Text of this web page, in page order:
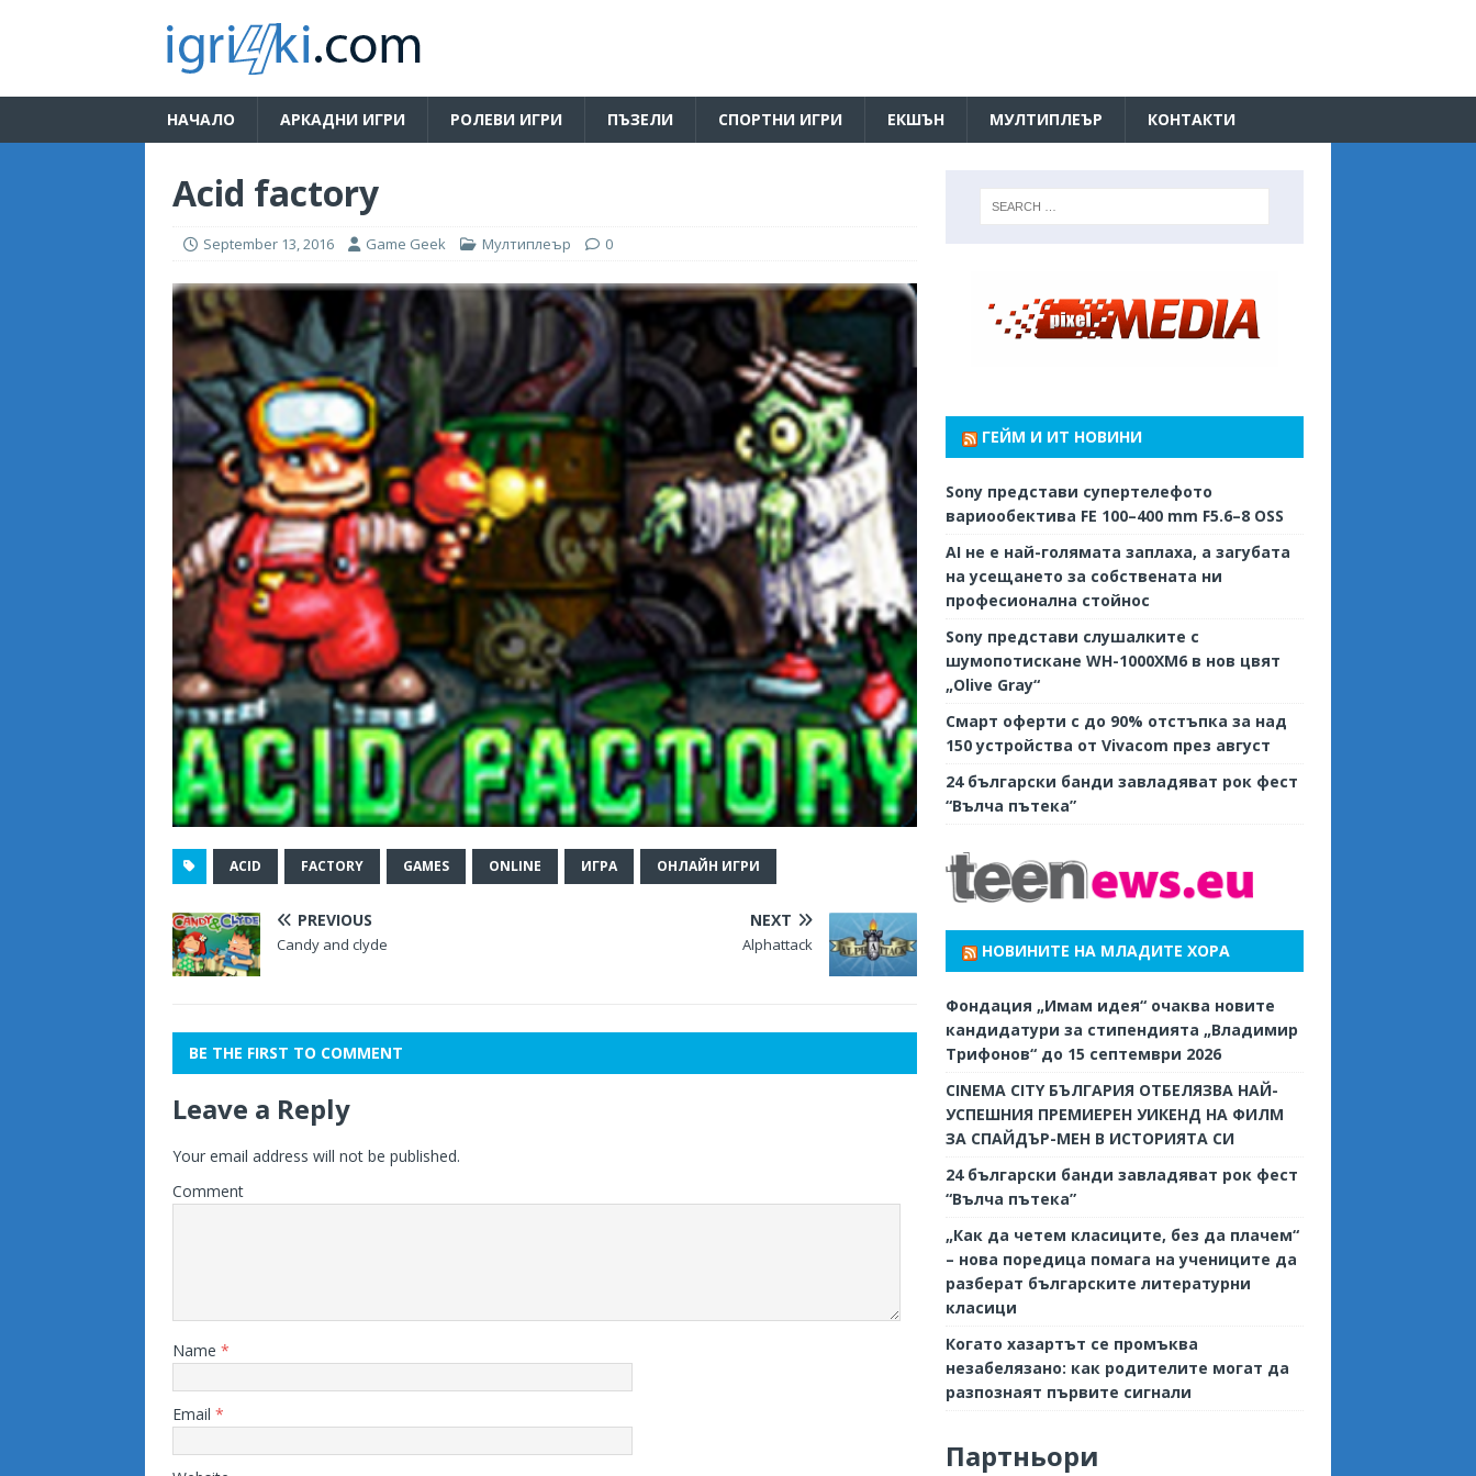
НАЧАЛО АРКАДНИ ИГРИ РОЛЕВИ ИГРИ ПЪЗЕЛИ СПОРТНИ ИГРИ ЕКШЪН МУЛТИПЛЕЪР КОНТАКТИ
Acid factory
September 13, 2016 Game Geek Мултиплеър 0
ACID FACTORY GAMES ONLINE ИГРА ОНЛАЙН ИГРИ
PREVIOUS
Candy and clyde
NEXT
Alphattack
BE THE FIRST TO COMMENT
Leave a Reply
Your email address will not be published.
Comment
Name *
Email *
ГЕЙМ И ИТ НОВИНИ
Sony представи супертелефото
вариообектива FE 100–400 mm F5.6–8 OSS
AI не е най-голямата заплаха, а загубата
на усещането за собствената ни
професионална стойнос
Sony представи слушалките с
шумопотискане WH-1000XM6 в нов цвят
„Olive Gray“
Смарт оферти с до 90% отстъпка за над
150 устройства от Vivacom през август
24 български банди завладяват рок фест
“Вълча пътека”
НОВИНИТЕ НА МЛАДИТЕ ХОРА
Фондация „Имам идея“ очаква новите
кандидатури за стипендията „Владимир
Трифонов“ до 15 септември 2026
CINEMA CITY БЪЛГАРИЯ ОТБЕЛЯЗВА НАЙ-
УСПЕШНИЯ ПРЕМИЕРЕН УИКЕНД НА ФИЛМ
ЗА СПАЙДЪР-МЕН В ИСТОРИЯТА СИ
24 български банди завладяват рок фест
“Вълча пътека”
„Как да четем класиците, без да плачем“
– нова поредица помага на учениците да
разберат българските литературни
класици
Когато хазартът се промъква
незабелязано: как родителите могат да
разпознаят първите сигнали
Партньори